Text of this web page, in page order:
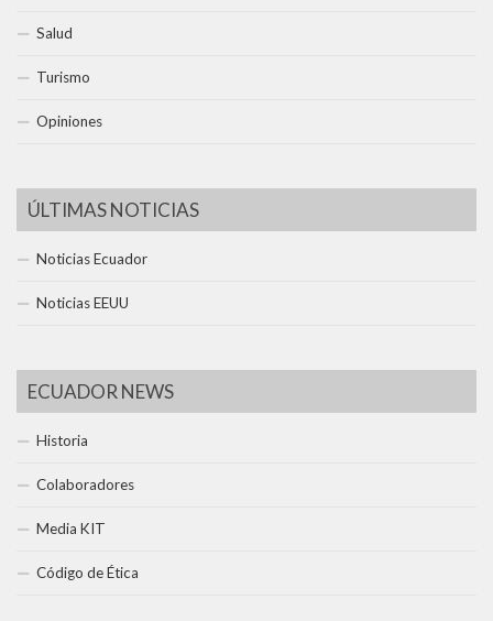
Salud
Turismo
Opiniones
ÚLTIMAS NOTICIAS
Noticias Ecuador
Noticias EEUU
ECUADOR NEWS
Historia
Colaboradores
Media KIT
Código de Ética